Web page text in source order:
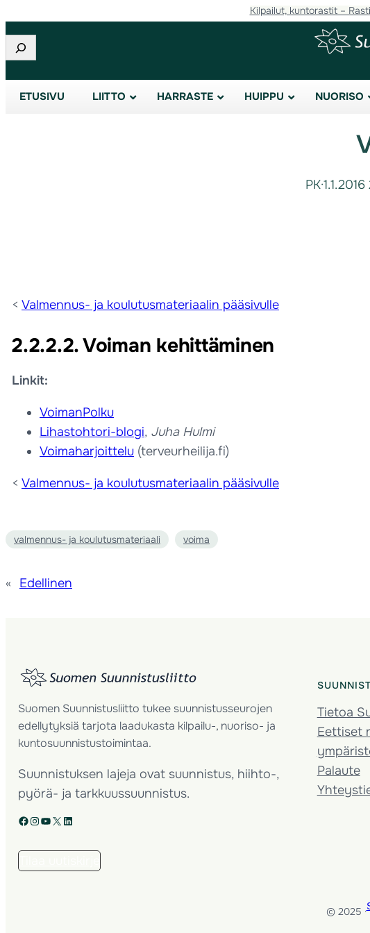
Kilpailut, kuntorastit –
Etsi
ETUSIVU LIITTO HARRASTE HUIPPU NUORISO
PK·1.1.2016
< Valmennus- ja koulutusmateriaalin pääsivulle
2.2.2.2. Voiman kehittäminen
Linkit:
VoimanPolku
Lihastohtori-blogi, Juha Hulmi
Voimaharjoittelu (terveurheilija.fi)
< Valmennus- ja koulutusmateriaalin pääsivulle
valmennus- ja koulutusmateriaali voima
« Edellinen
Suomen Suunnistusliitto tukee suunnistusseurojen
edellytyksiä tarjota laadukasta kilpailu-, nuoriso- ja
kuntosuunnistustoimintaa.
Suunnistuksen lajeja ovat suunnistus, hiihto-,
pyörä- ja tarkkuussuunnistus.
Facebook Instagram YouTube X LinkedIn
Tietoa
Eettiset
Palaute
© 2025 ·